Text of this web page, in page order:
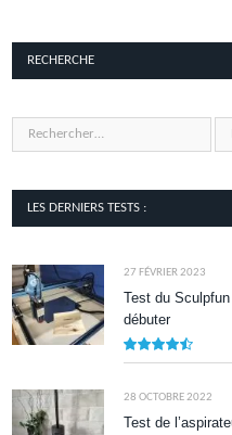
RECHERCHE
LES DERNIERS TESTS :
27 FÉVRIER 2023
Test du
débuter
28 OCTOBRE 2022
Test de